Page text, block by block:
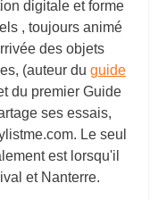
digitale et forme
, toujours animé
des objets
(auteur du guide
du premier Guide
ses essais,
. Le seul
est lorsqu'il
et Nanterre.